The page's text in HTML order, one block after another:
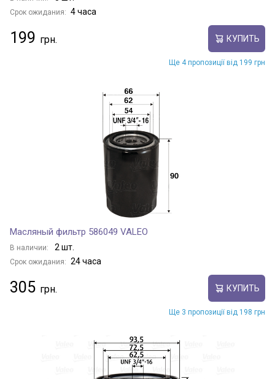
Срок ожидания: 4 часа
199 КУПИТЬ
Ще 4 пропозиції від 199 грн
Масляный фильтр 586049 VALEO
В наличии: 2 шт.
Срок ожидания: 24 часа
305 КУПИТЬ
Ще 3 пропозиції від 198 грн